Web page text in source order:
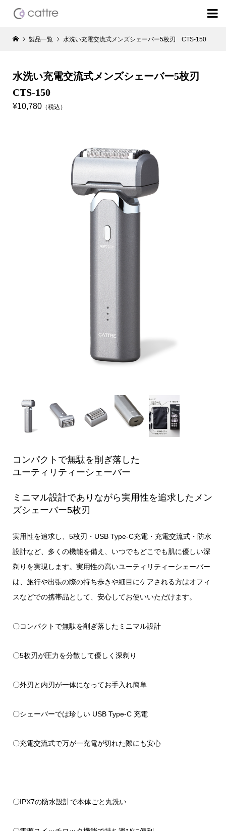

製品一覧 水洗い充電交流式メンズシェーバー5枚刃 CTS-150
水洗い充電交流式メンズシェーバー5枚刃
CTS-150
¥10,780（税込）
コンパクトで無駄を削ぎ落した
ユーティリティーシェーバー
ミニマル設計でありながら実用性を追求したメン
ズシェーバー5枚刃
実用性を追求し、5枚刃・USB Type-C充電・充電交流式・防水
設計など、多くの機能を備え、いつでもどこでも肌に優しい深
剃りを実現します。実用性の高いユーティリティーシェーバー
は、旅行や出張の際の持ち歩きや細目にケアされる方はオフィ
スなどでの携帯品として、安心してお使いいただけます。
〇コンパクトで無駄を削ぎ落したミニマル設計
〇5枚刃が圧力を分散して優しく深剃り
〇外刃と内刃が一体になってお手入れ簡単
〇シェーバーでは珍しい USB Type-C 充電
〇充電交流式で万が一充電が切れた際にも安心
〇IPX7の防水設計で本体ごと丸洗い